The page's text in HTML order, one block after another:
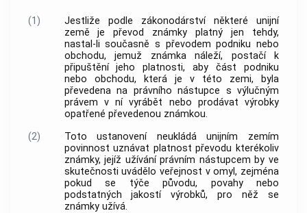
(1)
Jestliže podle zákonodárství některé unijní
země je převod známky platný jen tehdy,
nastal-li současně s převodem podniku nebo
obchodu, jemuž známka náleží, postačí k
připuštění jeho platnosti, aby část podniku
nebo obchodu, která je v této zemi, byla
převedena na právního nástupce s výlučným
právem v ní vyrábět nebo prodávat výrobky
opatřené převedenou známkou.
(2)
Toto ustanovení neukládá unijním zemím
povinnost uznávat platnost převodu kterékoliv
známky, jejíž užívání právním nástupcem by ve
skutečnosti uvádělo veřejnost v omyl, zejména
pokud se týče původu, povahy nebo
podstatných jakostí výrobků, pro něž se
známky užívá.